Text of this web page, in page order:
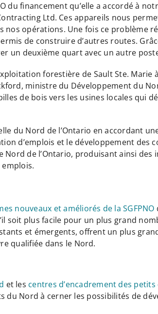
du financement qu’elle a accordé à
Ltd. Ces appareils nous
opérations. Une fois ce problème
de construire d’autres routes.
un deuxième quart avec un autre
forestière de Sault Ste. Marie
ministre du Développement du
de bois vers les usines locales qui
du Nord de l’Ontario en accordant
d’emplois et le développement des
de l’Ontario, produisant ainsi
nouveaux et améliorés de la SGFPNO
soit plus facile pour un plus grand
et émergents, offrent un plus
qualifiée dans le Nord.
et les centres d’encadrement des
du Nord à cerner les possibilités de